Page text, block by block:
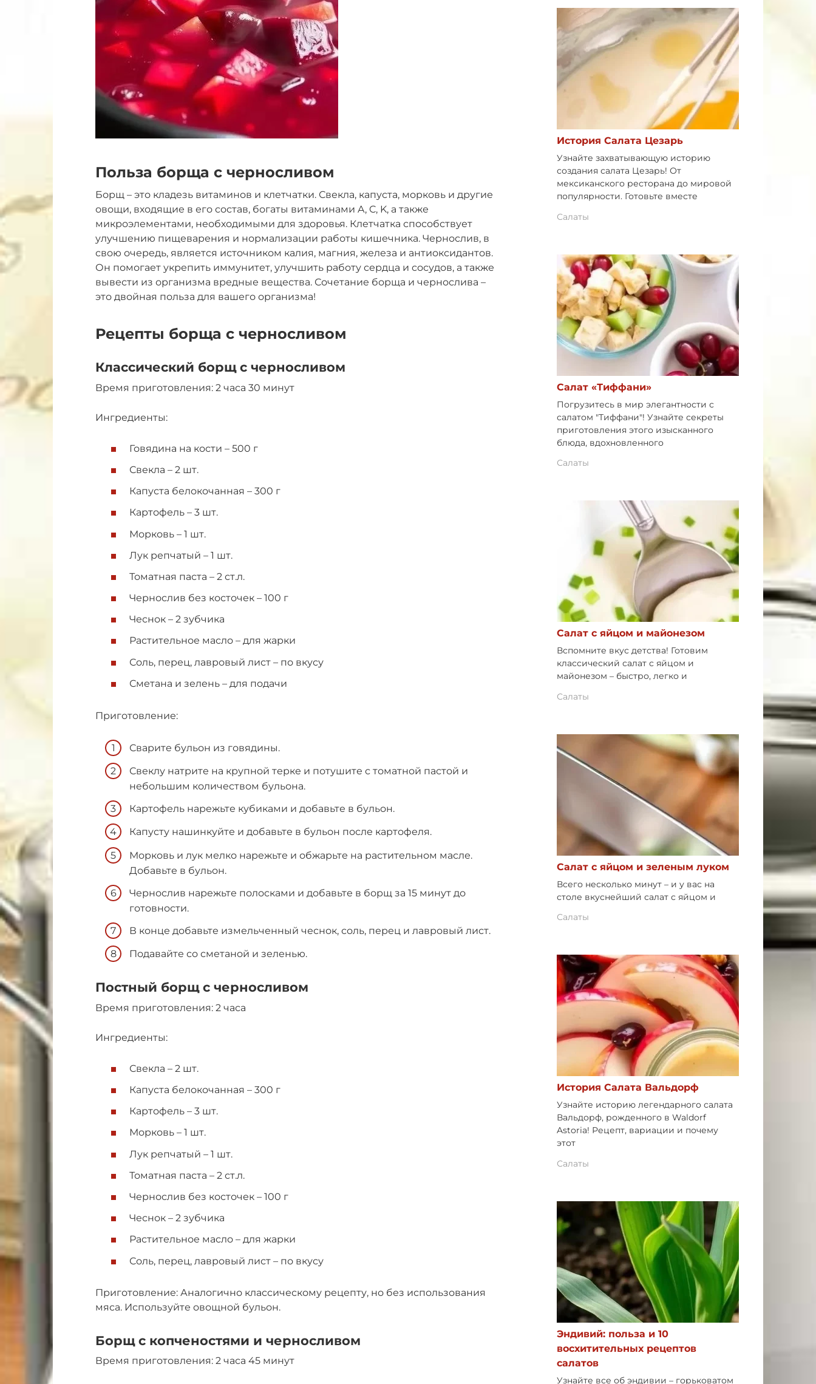
Польза борща с черносливом
Борщ – это кладезь витаминов и клетчатки. Свекла, капуста, морковь и другие
овощи, входящие в его состав, богаты витаминами A, C, K, а также
микроэлементами, необходимыми для здоровья. Клетчатка способствует
улучшению пищеварения и нормализации работы кишечника. Чернослив, в
свою очередь, является источником калия, магния, железа и антиоксидантов.
Он помогает укрепить иммунитет, улучшить работу сердца и сосудов, а также
вывести из организма вредные вещества. Сочетание борща и чернослива –
это двойная польза для вашего организма!
Рецепты борща с черносливом
Классический борщ с черносливом
Время приготовления: 2 часа 30 минут
Ингредиенты:
Говядина на кости – 500 г
Свекла – 2 шт.
Капуста белокочанная – 300 г
Картофель – 3 шт.
Морковь – 1 шт.
Лук репчатый – 1 шт.
Томатная паста – 2 ст.л.
Чернослив без косточек – 100 г
Чеснок – 2 зубчика
Растительное масло – для жарки
Соль, перец, лавровый лист – по вкусу
Сметана и зелень – для подачи
Приготовление:
Сварите бульон из говядины.
Свеклу натрите на крупной терке и потушите с томатной пастой и
небольшим количеством бульона.
Картофель нарежьте кубиками и добавьте в бульон.
Капусту нашинкуйте и добавьте в бульон после картофеля.
Морковь и лук мелко нарежьте и обжарьте на растительном масле.
Добавьте в бульон.
Чернослив нарежьте полосками и добавьте в борщ за 15 минут до
готовности.
В конце добавьте измельченный чеснок, соль, перец и лавровый лист.
Подавайте со сметаной и зеленью.
Постный борщ с черносливом
Время приготовления: 2 часа
Ингредиенты:
Свекла – 2 шт.
Капуста белокочанная – 300 г
Картофель – 3 шт.
Морковь – 1 шт.
Лук репчатый – 1 шт.
Томатная паста – 2 ст.л.
Чернослив без косточек – 100 г
Чеснок – 2 зубчика
Растительное масло – для жарки
Соль, перец, лавровый лист – по вкусу
Приготовление: Аналогично классическому рецепту, но без использования
мяса. Используйте овощной бульон.
Борщ с копченостями и черносливом
Время приготовления: 2 часа 45 минут
История Салата Цезарь
Узнайте захватывающую историю
создания салата Цезарь! От
мексиканского ресторана до мировой
популярности. Готовьте вместе
Салаты
Салат «Тиффани»
Погрузитесь в мир элегантности с
салатом "Тиффани"! Узнайте секреты
приготовления этого изысканного
блюда, вдохновленного
Салаты
Салат с яйцом и майонезом
Вспомните вкус детства! Готовим
классический салат с яйцом и
майонезом – быстро, легко и
Салаты
Салат с яйцом и зеленым луком
Всего несколько минут – и у вас на
столе вкуснейший салат с яйцом и
Салаты
История Салата Вальдорф
Узнайте историю легендарного салата
Вальдорф, рожденного в Waldorf
Astoria! Рецепт, вариации и почему
этот
Салаты
Эндивий: польза и 10
восхитительных рецептов
салатов
Узнайте все об эндивии – горьковатом